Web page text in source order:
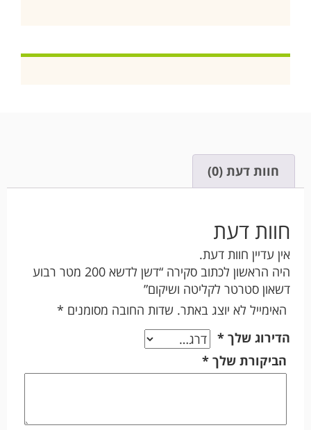
חוות דעת (0)
חוות דעת
אין עדיין חוות דעת.
היה הראשון לכתוב סקירה “דשן לדשא 200 מטר רבוע
דשאון סטרטר לקליטה ושיקום”
האימייל לא יוצג באתר. שדות החובה מסומנים *
הדירוג שלך *
הביקורת שלך *